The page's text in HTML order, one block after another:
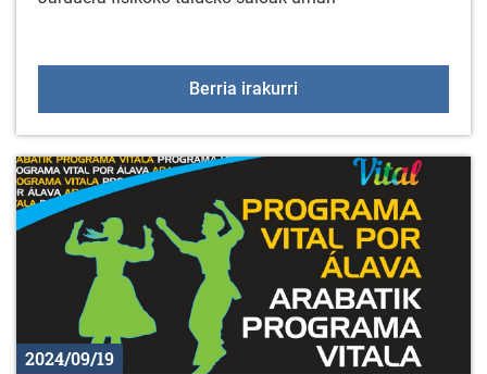
Berria irakurri
2024/09/19